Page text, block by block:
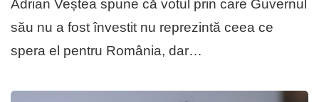
Adrian Veștea spune că votul prin care Guvernul
său nu a fost învestit nu reprezintă ceea ce
spera el pentru România, dar…